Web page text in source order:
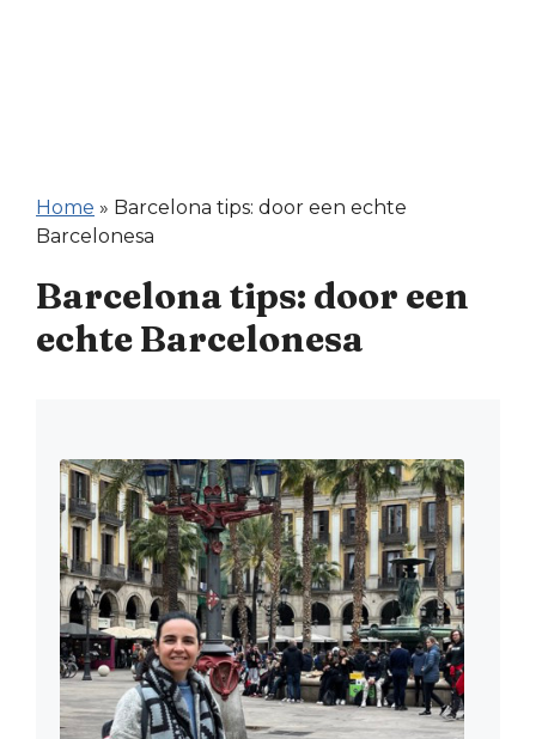
Home » Barcelona tips: door een echte
Barcelonesa
Barcelona tips: door een
echte Barcelonesa